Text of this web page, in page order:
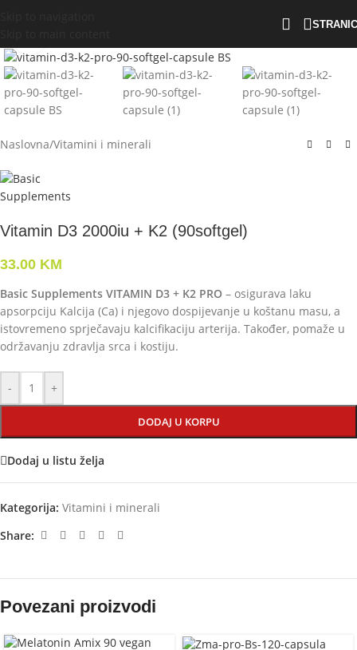
Naslovna/Vitamini i minerali
Vitamin D3 2000iu + K2 (90softgel)
33.00 KM
Basic Supplements VITAMIN D3 + K2 PRO – osigurava laku
apsorpciju Kalcija (Ca) i njegovo dospijevanje u koštanu masu, a
istovremeno sprječavaju kalcifikaciju arterija. Također, pomaže u
održavanju zdravlja srca i kostiju.
- +
DODAJ U KORPU
Dodaj u listu želja
Kategorija: Vitamini i minerali
Share:
Povezani proizvodi